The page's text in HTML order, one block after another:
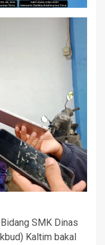
Bidang SMK Dinas
Kaltim bakal